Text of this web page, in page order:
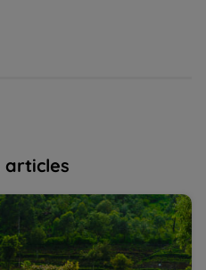
articles
un véritable paradis ! |